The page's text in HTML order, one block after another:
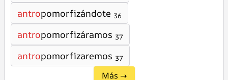
antropomorfizándote 36
antropomorfizáramos 37
antropomorfizaremos 37
Más →